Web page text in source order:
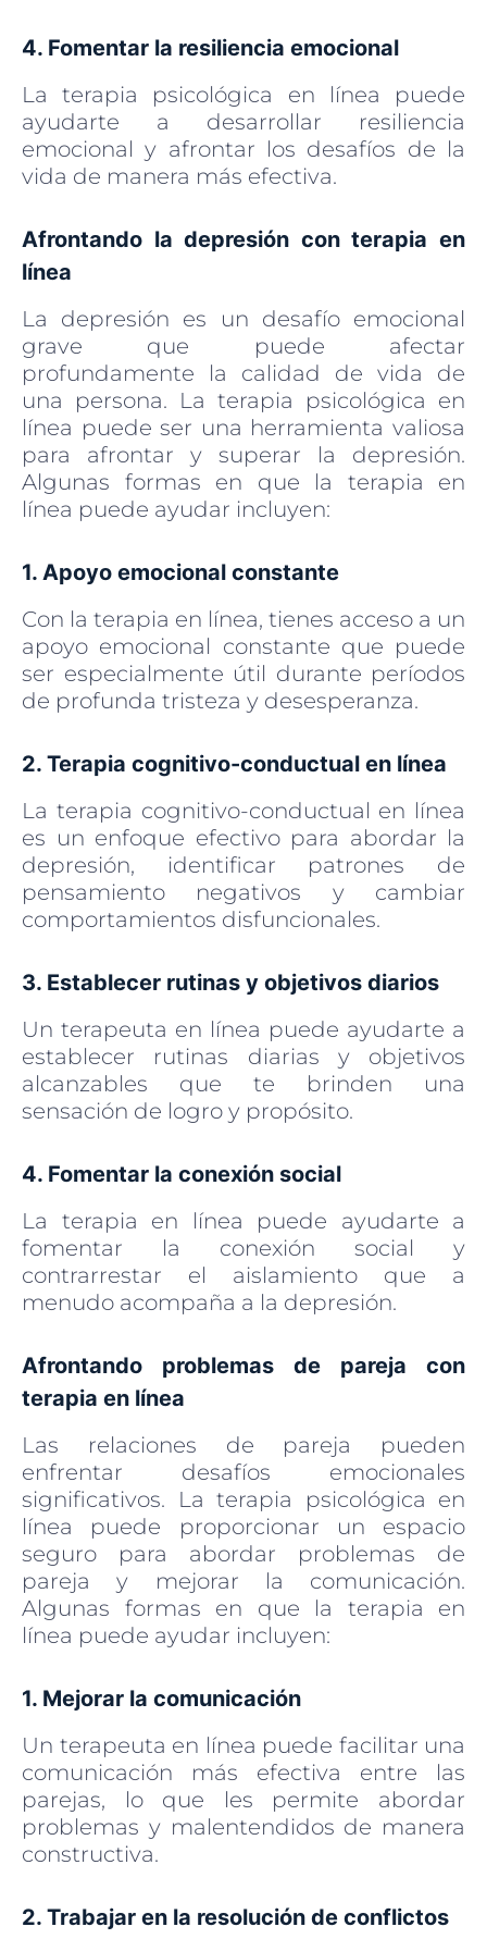
4. Fomentar la resiliencia emocional
La terapia psicológica en línea puede
ayudarte a desarrollar resiliencia
emocional y afrontar los desafíos de la
vida de manera más efectiva.
Afrontando la depresión con terapia en
línea
La depresión es un desafío emocional
grave que puede afectar
profundamente la calidad de vida de
una persona. La terapia psicológica en
línea puede ser una herramienta valiosa
para afrontar y superar la depresión.
Algunas formas en que la terapia en
línea puede ayudar incluyen:
1. Apoyo emocional constante
Con la terapia en línea, tienes acceso a un
apoyo emocional constante que puede
ser especialmente útil durante períodos
de profunda tristeza y desesperanza.
2. Terapia cognitivo-conductual en línea
La terapia cognitivo-conductual en línea
es un enfoque efectivo para abordar la
depresión, identificar patrones de
pensamiento negativos y cambiar
comportamientos disfuncionales.
3. Establecer rutinas y objetivos diarios
Un terapeuta en línea puede ayudarte a
establecer rutinas diarias y objetivos
alcanzables que te brinden una
sensación de logro y propósito.
4. Fomentar la conexión social
La terapia en línea puede ayudarte a
fomentar la conexión social y
contrarrestar el aislamiento que a
menudo acompaña a la depresión.
Afrontando problemas de pareja con
terapia en línea
Las relaciones de pareja pueden
enfrentar desafíos emocionales
significativos. La terapia psicológica en
línea puede proporcionar un espacio
seguro para abordar problemas de
pareja y mejorar la comunicación.
Algunas formas en que la terapia en
línea puede ayudar incluyen:
1. Mejorar la comunicación
Un terapeuta en línea puede facilitar una
comunicación más efectiva entre las
parejas, lo que les permite abordar
problemas y malentendidos de manera
constructiva.
2. Trabajar en la resolución de conflictos